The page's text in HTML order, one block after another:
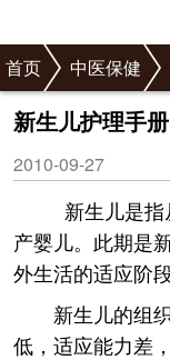
首页 中医保健
新生儿护理手册
2010-09-27
新生儿是
产婴儿。此期是
外生活的适应阶段
新生儿的组
低，适应能力差